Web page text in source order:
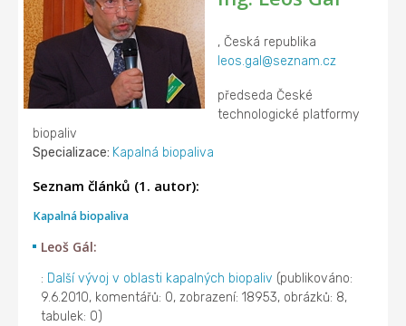
, Česká republika
leos.gal@seznam.cz
předseda České
technologické platformy
biopaliv
Specializace: Kapalná biopaliva
Seznam článků (1. autor):
Kapalná biopaliva
Leoš Gál:
: Další vývoj v oblasti kapalných biopaliv (publikováno:
9.6.2010, komentářů: 0, zobrazení: 18953, obrázků: 8,
tabulek: 0)